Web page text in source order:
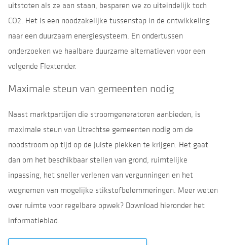
uitstoten als ze aan staan, besparen we zo uiteindelijk toch
CO2. Het is een noodzakelijke tussenstap in de ontwikkeling
naar een duurzaam energiesysteem. En ondertussen
onderzoeken we haalbare duurzame alternatieven voor een
volgende Flextender.
Maximale steun van gemeenten nodig
Naast marktpartijen die stroomgeneratoren aanbieden, is
maximale steun van Utrechtse gemeenten nodig om de
noodstroom op tijd op de juiste plekken te krijgen. Het gaat
dan om het beschikbaar stellen van grond, ruimtelijke
inpassing, het sneller verlenen van vergunningen en het
wegnemen van mogelijke stikstofbelemmeringen. Meer weten
over ruimte voor regelbare opwek? Download hieronder het
informatieblad.